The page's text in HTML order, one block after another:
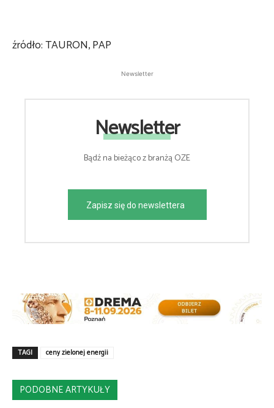
źródło: TAURON, PAP
Newsletter
Newsletter
Bądź na bieżąco z branżą OZE
Zapisz się do newslettera
TAGI ceny zielonej energii
PODOBNE ARTYKUŁY